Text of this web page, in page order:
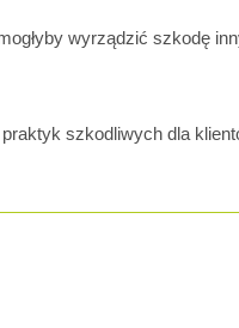
wyrządzić szkodę
szkodliwych dla